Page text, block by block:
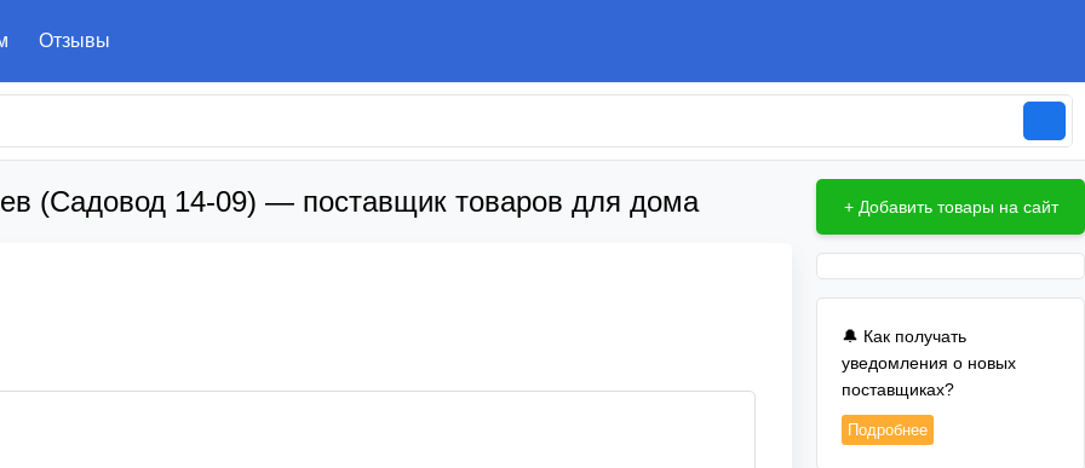
Отзывы
(Садовод 14-09) — поставщик товаров для дома + Добавить товары на сайт
🔔 Как получать
уведомления о новых
поставщиках?
Подробнее